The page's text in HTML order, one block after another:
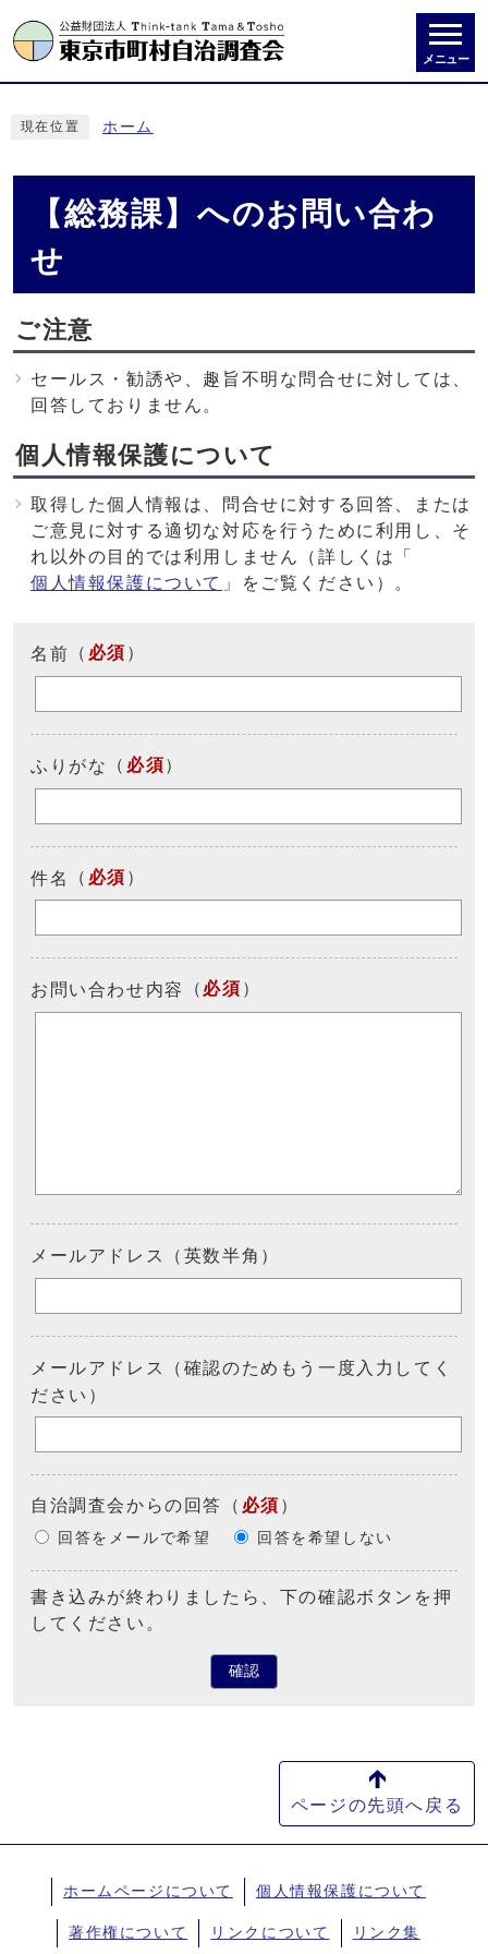
メニュー
現在位置 ホーム
【総務課】へのお問い合わ
せ
ご注意
セールス・勧誘や、趣旨不明な問合せに対しては、
回答しておりません。
個人情報保護について
取得した個人情報は、問合せに対する回答、または
ご意見に対する適切な対応を行うために利用し、そ
れ以外の目的では利用しません（詳しくは「
個人情報保護について 」をご覧ください）。
名前 （ 必須 ）
ふりがな （ 必須）
件名 （ 必須 ）
お問い合わせ内容 （ 必須 ）
メールアドレス（英数半角）
メールアドレス（確認のためもう一度入力してく
ださい）
自治調査会からの回答 （ 必須 ）
回答をメールで希望 回答を希望しない
書き込みが終わりましたら、下の確認ボタンを押
してください。
確認
ページの先頭へ戻る
ホームページについて 個人情報保護について
著作権について リンクについて リンク集